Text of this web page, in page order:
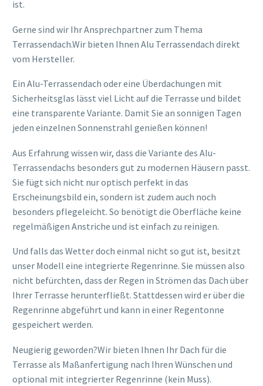
ist.
Gerne sind wir Ihr Ansprechpartner zum Thema
Terrassendach.Wir bieten Ihnen Alu Terrassendach direkt
vom Hersteller.
Ein Alu-Terrassendach oder eine Überdachungen mit
Sicherheitsglas lässt viel Licht auf die Terrasse und bildet
eine transparente Variante. Damit Sie an sonnigen Tagen
jeden einzelnen Sonnenstrahl genießen können!
Aus Erfahrung wissen wir, dass die Variante des Alu-
Terrassendachs besonders gut zu modernen Häusern passt.
Sie fügt sich nicht nur optisch perfekt in das
Erscheinungsbild ein, sondern ist zudem auch noch
besonders pflegeleicht. So benötigt die Oberfläche keine
regelmäßigen Anstriche und ist einfach zu reinigen.
Und falls das Wetter doch einmal nicht so gut ist, besitzt
unser Modell eine integrierte Regenrinne. Sie müssen also
nicht befürchten, dass der Regen in Strömen das Dach über
Ihrer Terrasse herunterfließt. Stattdessen wird er über die
Regenrinne abgeführt und kann in einer Regentonne
gespeichert werden.
Neugierig geworden?Wir bieten Ihnen Ihr Dach für die
Terrasse als Maßanfertigung nach Ihren Wünschen und
optional mit integrierter Regenrinne (kein Muss).